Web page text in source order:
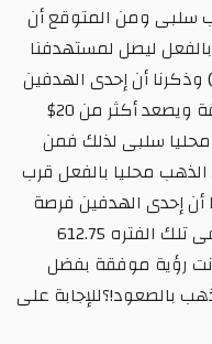
سلبى ومن المتوقع أن
ليصل لمستهدفنا
عند مستويات (1238.5..1232$) وذكرنا أن إحدى الهدفين
فرصة للشراء بفضل الله يصل للمنطقة ويصعد أكثر من 20$
محليا سلبى لذلك فمن
محليا بالفعل قرب
وذكرنا أن إحدى الهدفين فرصة
للشراء سجل السوق أقل سعر للبيع فى تلك الفتره 612.75
عام كانت رؤية موفقة بفضل
بالصعود!؟للإجابة على